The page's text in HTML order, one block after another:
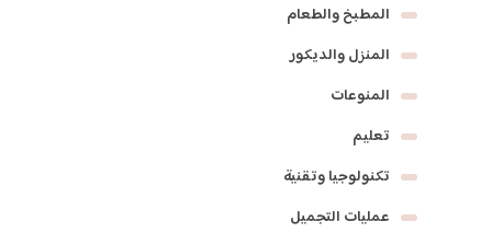
المطبخ والطعام
المنزل والديكور
المنوعات
تعليم
تكنولوجيا وتقنية
عمليات التجميل